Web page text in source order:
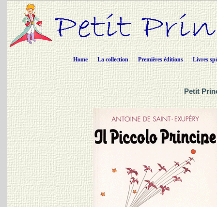
Home La collection Premières éditions Livres
Petit